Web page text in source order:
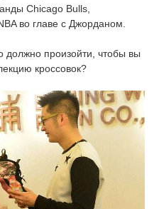
Chicago Bulls,
во главе с Джорданом.
должно произойти, чтобы вы
кроссовок?